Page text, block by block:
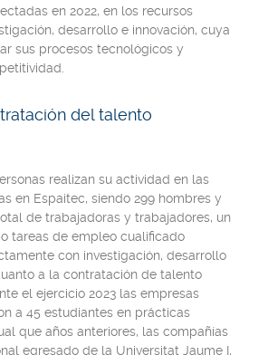
en 2022, en los recursos
desarrollo e innovación, cuya
sus procesos tecnológicos y
del talento
realizan su actividad en las
en Espaitec, siendo 299 hombres y
de trabajadoras y trabajadores, un
tareas de empleo cualificado
con investigación, desarrollo
a la contratación de talento
el ejercicio 2023 las empresas
a 45 estudiantes en prácticas
que años anteriores, las compañías
egresado de la Universitat Jaume I,